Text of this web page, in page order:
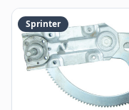
Sprinter